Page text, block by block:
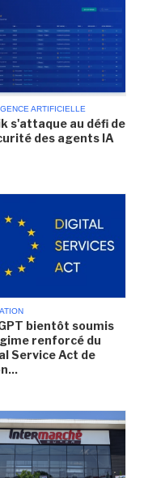
ARTIFICIELLE
s'attaque au défi de
des agents IA
bientôt soumis
renforcé du
Service Act de